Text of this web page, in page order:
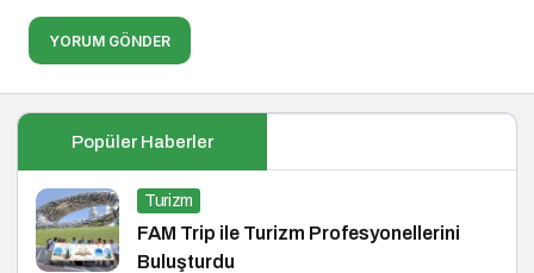
YORUM GÖNDER
Popüler Haberler
Turizm
FAM Trip ile Turizm Profesyonellerini
Buluşturdu